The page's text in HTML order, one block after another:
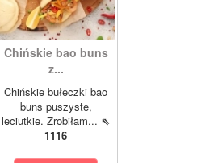
Chińskie bao buns
z...
Chińskie bułeczki bao
buns puszyste,
leciutkie. Zrobiłam... ⇖
1116